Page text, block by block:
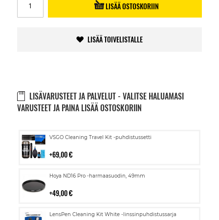
LISÄÄ OSTOSKORIIN
LISÄÄ TOIVELISTALLE
LISÄVARUSTEET JA PALVELUT - VALITSE HALUAMASI
VARUSTEET JA PAINA LISÄÄ OSTOSKORIIN
VSGO Cleaning Travel Kit -puhdistussetti
69,00 €
Lisää
Hoya ND16 Pro -harmaasuodin, 49mm
49,00 €
Lisää
LensPen Cleaning Kit White -linssinpuhdistussarja
Lisää